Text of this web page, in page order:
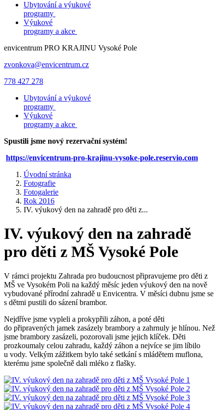
Ubytování a výukové
programy
Výukové
programy a akce
envicentrum PRO KRAJINU Vysoké Pole
zvonkova@envicentrum.cz
778 427 278
Ubytování a výukové
programy
Výukové
programy a akce
Spustili jsme nový rezervační systém!
https://envicentrum-pro-krajinu-vysoke-pole.reservio.com
Úvodní stránka
Fotografie
Fotogalerie
Rok 2016
IV. výukový den na zahradě pro děti z...
IV. výukový den na zahradě
pro děti z MŠ Vysoké Pole
V rámci projektu Zahrada pro budoucnost připravujeme pro děti z
MŠ ve Vysokém Poli na každý měsíc jeden výukový den na nově
vybudované přírodní zahradě u Envicentra. V měsíci dubnu jsme se
s dětmi pustili do sázení brambor.
Nejdříve jsme vypleli a prokypřili záhon, a poté děti
do připravených jamek zasázely brambory a zahrnuly je hlínou. Než
jsme brambory zasázeli, pozorovali jsme jejich klíček. Děti
prozkoumaly celou zahradu, každý záhon a nejvíce se jim líbilo
u vody. Velkým zážitkem bylo také setkání s mládětem muflona,
kterému jsme společně dali mléko z flašky.